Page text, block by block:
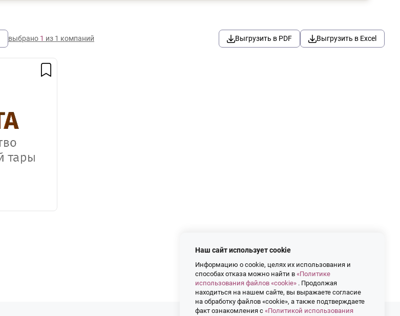
выбрано 1 из 1 компаний Выгрузить в PDF Выгрузить в Excel
Наш сайт использует cookie
Информацию о cookie, целях их использования и
способах отказа можно найти в «Политике
использования файлов «cookie» . Продолжая
находиться на нашем сайте, вы выражаете согласие
на обработку файлов «cookie», а также подтверждаете
факт ознакомления с «Политикой использования